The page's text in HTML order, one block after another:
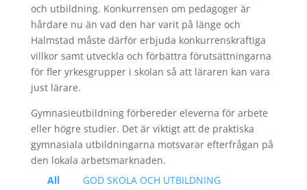
och utbildning. Konkurrensen om pedagoger är
hårdare nu än vad den har varit på länge och
Halmstad måste därför erbjuda konkurrenskraftiga
villkor samt utveckla och förbättra förutsättningarna
för fler yrkesgrupper i skolan så att läraren kan vara
just lärare.
Gymnasieutbildning förbereder eleverna för arbete
eller högre studier. Det är viktigt att de praktiska
gymnasiala utbildningarna motsvarar efterfrågan på
den lokala arbetsmarknaden.
All
GOD SKOLA OCH UTBILDNING